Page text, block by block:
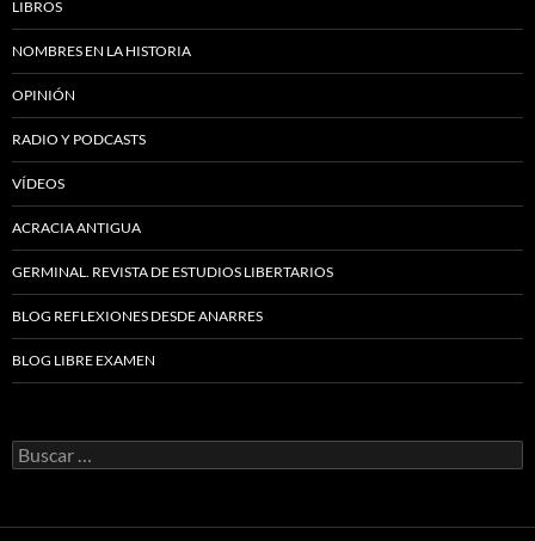
LIBROS
NOMBRES EN LA HISTORIA
OPINIÓN
RADIO Y PODCASTS
VÍDEOS
ACRACIA ANTIGUA
GERMINAL. REVISTA DE ESTUDIOS LIBERTARIOS
BLOG REFLEXIONES DESDE ANARRES
BLOG LIBRE EXAMEN
Buscar: